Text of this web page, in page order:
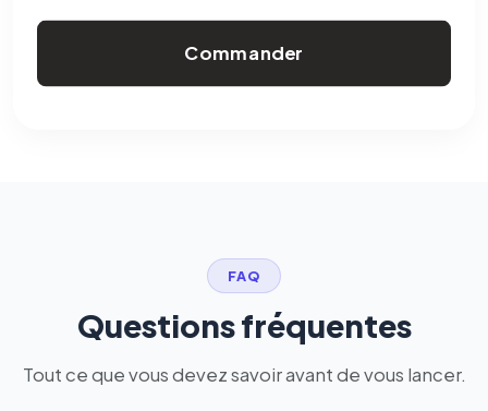
Commander
FAQ
Questions fréquentes
Tout ce que vous devez savoir avant de vous lancer.